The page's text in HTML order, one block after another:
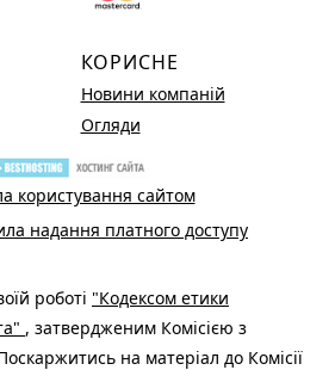
КОРИСНЕ
Новини компаній
Огляди
користування сайтом
надання платного доступу
роботі "Кодексом етики
, затвердженим Комісією з
на матеріал до Комісії